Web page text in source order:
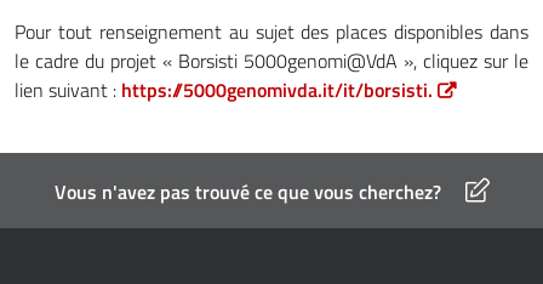
Pour tout renseignement au sujet des places disponibles dans
le cadre du projet « Borsisti 5000genomi@VdA », cliquez sur le
lien suivant : https://5000genomivda.it/it/borsisti.
Vous n'avez pas trouvé ce que vous cherchez?